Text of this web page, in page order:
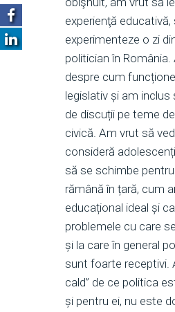
experienţă educativă,
experimenteze o zi
politician în
despre cum
legislativ și am inclus
de discuții pe teme
civică. Am vrut să
consideră
să se schimbe
rămână în țară, cum
educațional ideal și
problemele cu care
și la care în general
sunt foarte receptivi.
cald” de ce politica
și pentru ei, nu este